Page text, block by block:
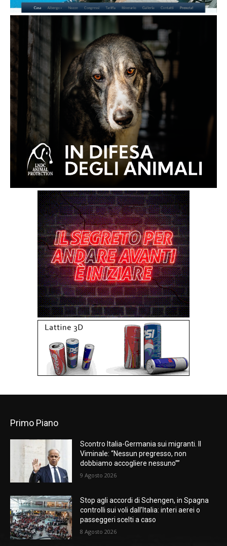
Primo Piano
Scontro Italia-Germania sui migranti. Il
Viminale: “Nessun pregresso, non
dobbiamo accogliere nessuno””
9 Agosto 2026
Stop agli accordi di Schengen, in Spagna
controlli sui voli dall’Italia: interi aerei o
passeggeri scelti a caso
8 Agosto 2026